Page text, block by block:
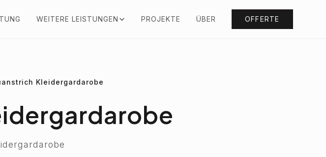
WEITERE LEISTUNGEN PROJEKTE ÜBER OFFERTE
Kleidergardarobe